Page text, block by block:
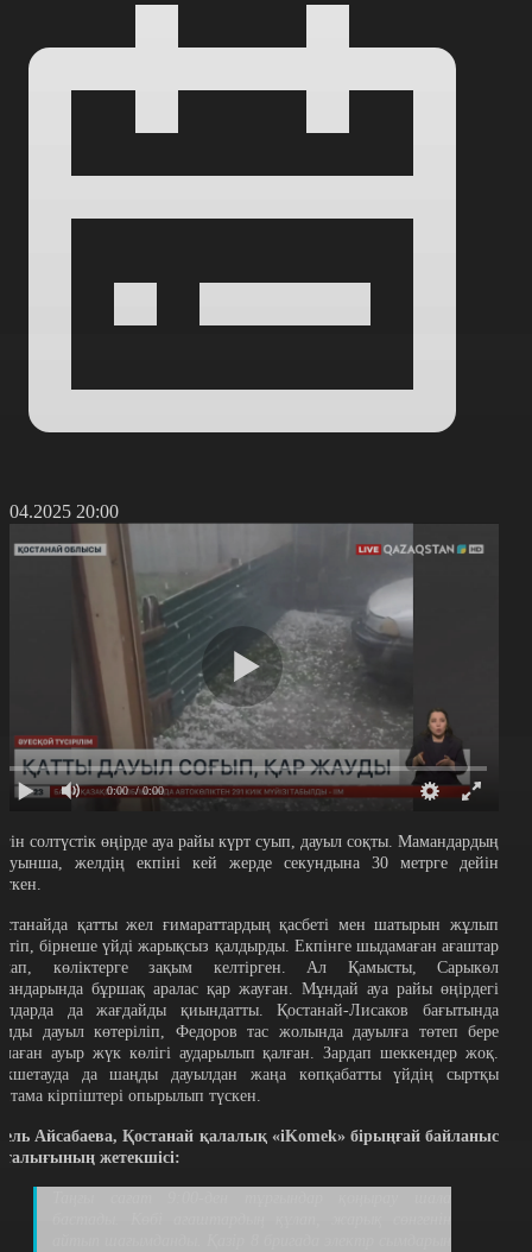
20:00
0:00 / 0:00
солтүстік өңірде ауа райы күрт суып, дауыл соқты. Мамандардың
желдің екпіні кей жерде секундына 30 метрге дейін
қатты жел ғимараттардың қасбеті мен шатырын жұлып
бірнеше үйді жарықсыз қалдырды. Екпінге шыдамаған ағаштар
көліктерге зақым келтірген. Ал Қамысты, Сарыкөл
бұршақ аралас қар жауған. Мұндай ауа райы өңірдегі
да жағдайды қиындатты. Қостанай-Лисаков бағытында
дауыл көтеріліп, Федоров тас жолында дауылға төтеп бере
ауыр жүк көлігі аударылып қалған. Зардап шеккендер жоқ.
да шаңды дауылдан жаңа көпқабатты үйдің сыртқы
кірпіштері опырылып түскен.
Айсабаева, Қостанай қалалық «iKomek» бірыңғай байланыс
жетекшісі: